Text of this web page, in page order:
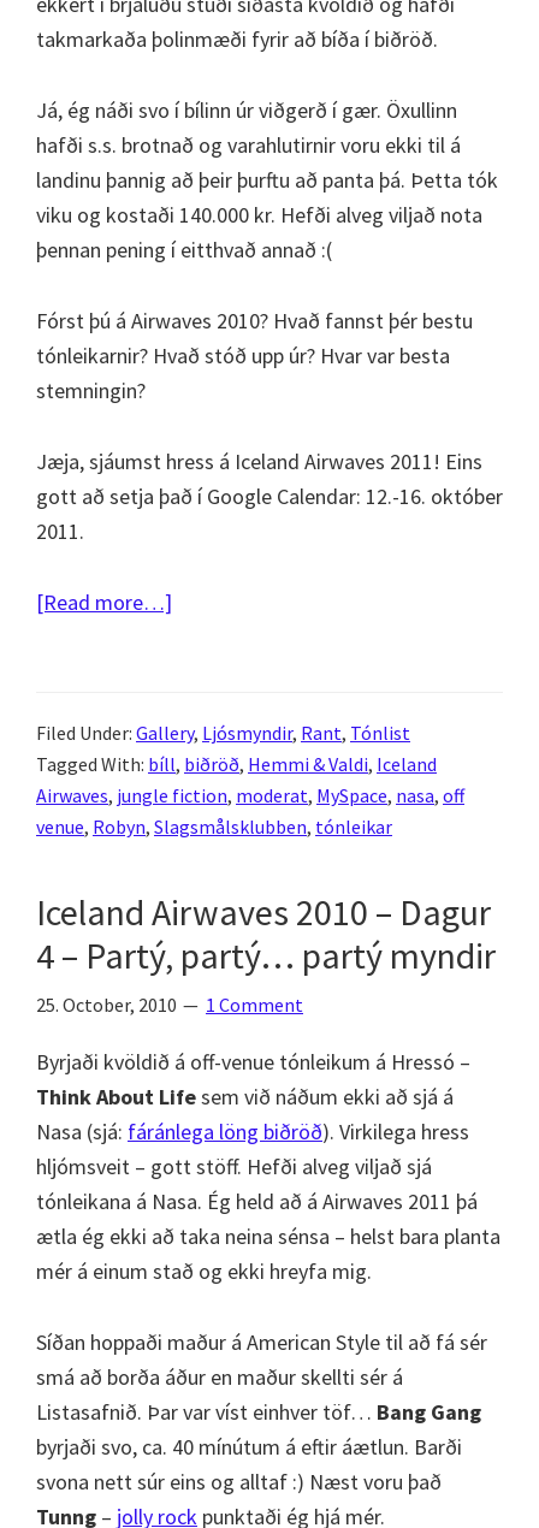
takmarkaða þolinmæði fyrir að bíða í biðröð.
Já, ég náði svo í bílinn úr viðgerð í gær. Öxullinn
hafði s.s. brotnað og varahlutirnir voru ekki til á
landinu þannig að þeir þurftu að panta þá. Þetta tók
viku og kostaði 140.000 kr. Hefði alveg viljað nota
þennan pening í eitthvað annað :(
Fórst þú á Airwaves 2010? Hvað fannst þér bestu
tónleikarnir? Hvað stóð upp úr? Hvar var besta
stemningin?
Jæja, sjáumst hress á Iceland Airwaves 2011! Eins
gott að setja það í Google Calendar: 12.-16. október
2011.
[Read more…]
–
Dagur
5
–
og
vonbrigði
Filed Under: Gallery, Ljósmyndir, Rant, Tónlist
Tagged With: bíll, biðröð, Hemmi & Valdi, Iceland
Airwaves, jungle fiction, moderat, MySpace, nasa, off
venue, Robyn, Slagsmålsklubben, tónleikar
Iceland Airwaves 2010 – Dagur
4 – Partý, partý… partý myndir
25. October, 2010 1 Comment
Byrjaði kvöldið á off-venue tónleikum á Hressó –
Think About Lifesem við náðum ekki að sjá á
Nasa (sjá: fáránlega löng biðröð). Virkilega hress
hljómsveit – gott stöff. Hefði alveg viljað sjá
tónleikana á Nasa. Ég held að á Airwaves 2011 þá
ætla ég ekki að taka neina sénsa – helst bara planta
mér á einum stað og ekki hreyfa mig.
Síðan hoppaði maður á American Style til að fá sér
smá að borða áður en maður skellti sér á
Listasafnið. Þar var víst einhver töf… Bang Gang
byrjaði svo, ca. 40 mínútum á eftir áætlun. Barði
svona nett súr eins og alltaf :) Næst voru það
Tunng – jolly rock punktaði ég hjá mér.